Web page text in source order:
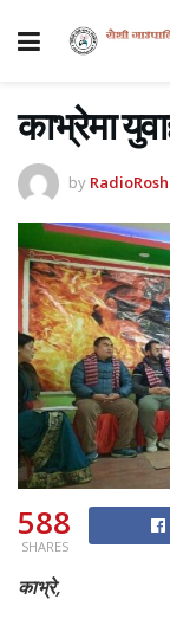
काभ्रेमा
by
588
SHARES
काभ्रे,